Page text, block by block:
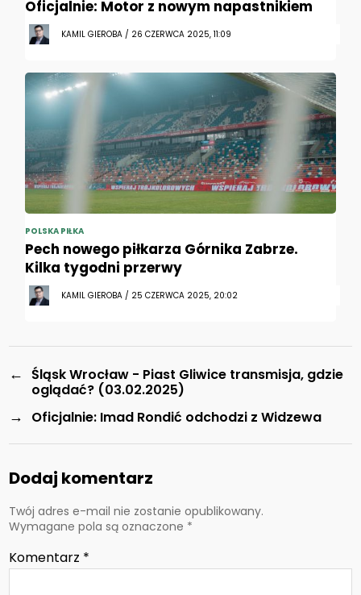
Oficjalnie: Motor z nowym napastnikiem
KAMIL GIEROBA / 26 CZERWCA 2025, 11:09
POLSKA PIŁKA
Pech nowego piłkarza Górnika Zabrze.
Kilka tygodni przerwy
KAMIL GIEROBA / 25 CZERWCA 2025, 20:02
← Śląsk Wrocław - Piast Gliwice transmisja, gdzie
oglądać? (03.02.2025)
→ Oficjalnie: Imad Rondić odchodzi z Widzewa
Dodaj komentarz
Twój adres e-mail nie zostanie opublikowany.
Wymagane pola są oznaczone *
Komentarz *